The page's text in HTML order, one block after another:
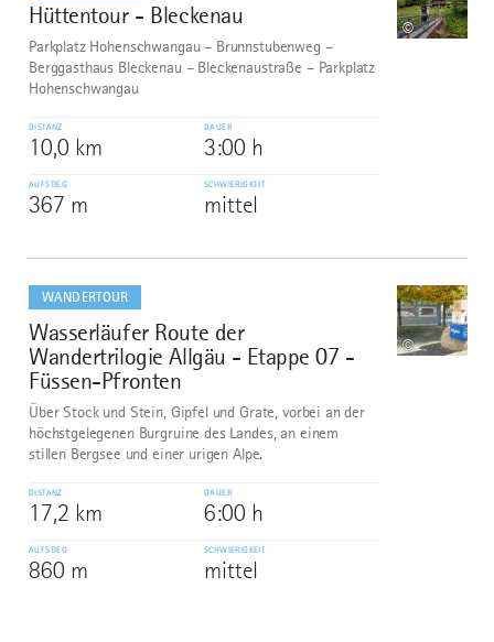
9
Hüttentour - Bleckenau
©
Parkplatz Hohenschwangau – Brunnstubenweg –
Berggasthaus Bleckenau – Bleckenaustraße – Parkplatz
Hohenschwangau
DISTANZ
10,0 km
DAUER
3:00 h
AUFSTIEG
367 m
SCHWIERIGKEIT
mittel
WANDERTOUR
10
Wasserläufer Route der
Wandertrilogie Allgäu - Etappe 07 -
Füssen-Pfronten
©
Über Stock und Stein, Gipfel und Grate, vorbei an der
höchstgelegenen Burgruine des Landes, an einem
stillen Bergsee und einer urigen Alpe.
DISTANZ
17,2 km
DAUER
6:00 h
AUFSTIEG
860 m
SCHWIERIGKEIT
mittel
dazu